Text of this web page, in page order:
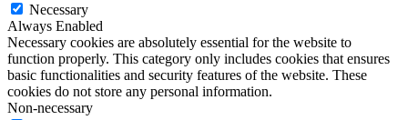
Necessary
Always Enabled
Necessary cookies are absolutely essential for the website to
function properly. This category only includes cookies that ensures
basic functionalities and security features of the website. These
cookies do not store any personal information.
Non-necessary